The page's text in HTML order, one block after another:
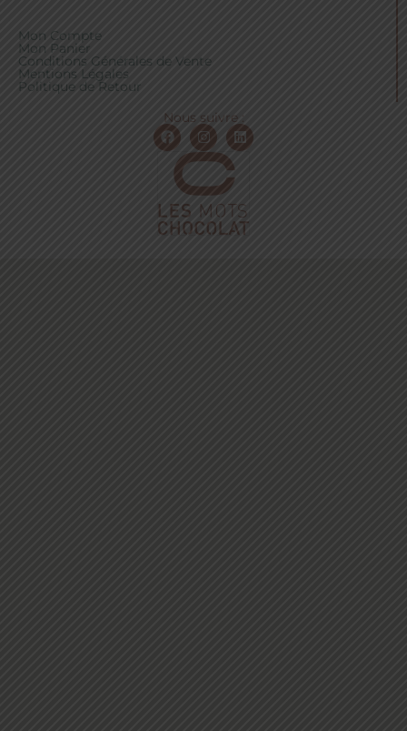
Mon Compte
Mon Panier
Conditions Générales de Vente
Mentions Légales
Politique de Retour
Nous suivre :